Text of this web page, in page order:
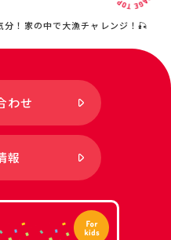
分！家の中で大漁チャレンジ！🎣
わせ
報